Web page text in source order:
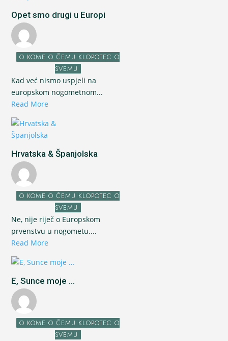
Opet smo drugi u Europi
O KOME O ČEMU KLOPOTEC O
SVEMU
Kad već nismo uspjeli na
europskom nogometnom...
Read More
Hrvatska & Španjolska
O KOME O ČEMU KLOPOTEC O
SVEMU
Ne, nije riječ o Europskom
prvenstvu u nogometu....
Read More
E, Sunce moje ...
O KOME O ČEMU KLOPOTEC O
SVEMU